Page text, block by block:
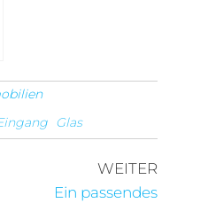
Glas
WEITER
Ein passendes